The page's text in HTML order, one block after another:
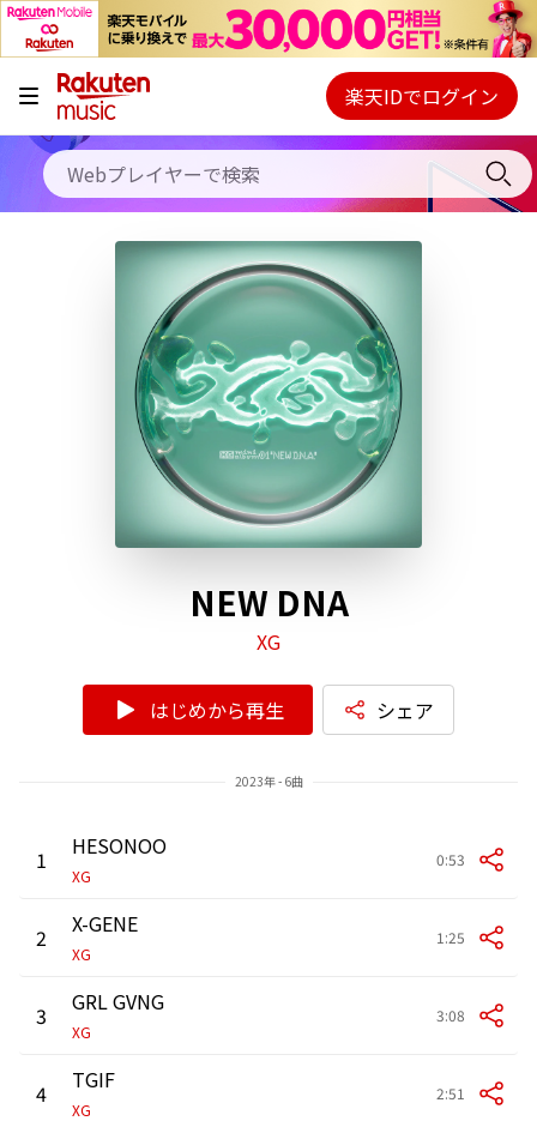
キャンペーン
料金プラン
使い方
初回30日間無料お試し
Webプレイヤー
ご契約内容の確認・変更
楽天IDでログイン
NEW DNA
XG
はじめから再生 シェア
2023年 - 6曲
1 HESONOO
XG
0:53
2 X-GENE
XG
1:25
3 GRL GVNG
XG
3:08
4 TGIF
XG
2:51